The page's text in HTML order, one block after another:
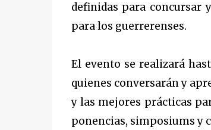
definidas para concursar
para los guerrerenses.
El evento se realizará
quienes conversarán y
y las mejores prácticas
ponencias, simposiums y